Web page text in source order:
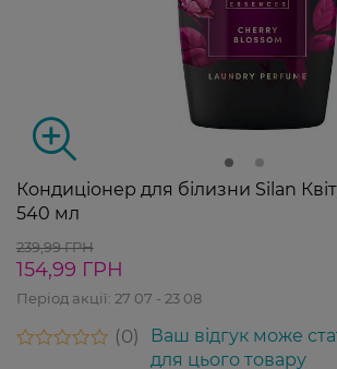
Кондиціонер для білизни Silan
540 мл
239,99 ГРН
154,99 ГРН
Період акції: 27 07 - 23 08
0
Ваш відгук може
для цього товару